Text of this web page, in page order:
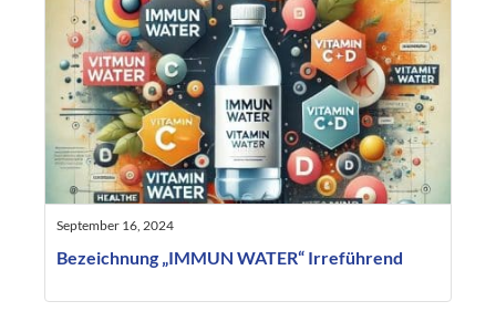
September 16, 2024
Bezeichnung „IMMUN WATER“ Irreführend